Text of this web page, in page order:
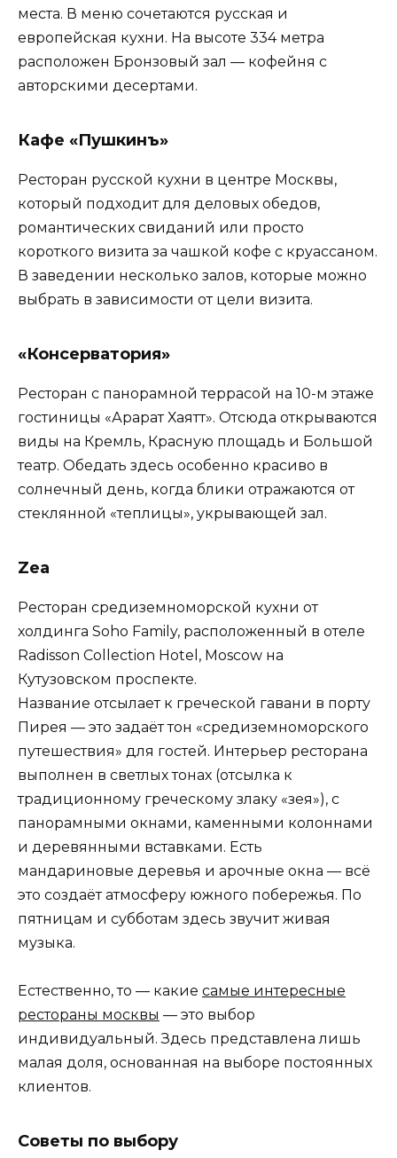
места. В меню сочетаются русская и
европейская кухни. На высоте 334 метра
расположен Бронзовый зал — кофейня с
авторскими десертами.
Кафе «Пушкинъ»
Ресторан русской кухни в центре Москвы,
который подходит для деловых обедов,
романтических свиданий или просто
короткого визита за чашкой кофе с круассаном.
В заведении несколько залов, которые можно
выбрать в зависимости от цели визита.
«Консерватория»
Ресторан с панорамной террасой на 10-м этаже
гостиницы «Арарат Хаятт». Отсюда открываются
виды на Кремль, Красную площадь и Большой
театр. Обедать здесь особенно красиво в
солнечный день, когда блики отражаются от
стеклянной «теплицы», укрывающей зал.
Zea
Ресторан средиземноморской кухни от
холдинга Soho Family, расположенный в отеле
Radisson Collection Hotel, Moscow на
Кутузовском проспекте.
Название отсылает к греческой гавани в порту
Пирея — это задаёт тон «средиземноморского
путешествия» для гостей. Интерьер ресторана
выполнен в светлых тонах (отсылка к
традиционному греческому злаку «зея»), с
панорамными окнами, каменными колоннами
и деревянными вставками. Есть
мандариновые деревья и арочные окна — всё
это создаёт атмосферу южного побережья. По
пятницам и субботам здесь звучит живая
музыка.
Естественно, то — какие самые интересные
рестораны москвы — это выбор
индивидуальный. Здесь представлена лишь
малая доля, основанная на выборе постоянных
клиентов.
Советы по выбору